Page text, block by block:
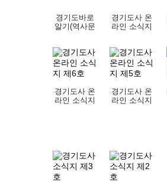
경기도바로
알기(역사문
경기도사 온
라인 소식지
경기도사 온
라인 소식지
경기도사 온
라인 소식지